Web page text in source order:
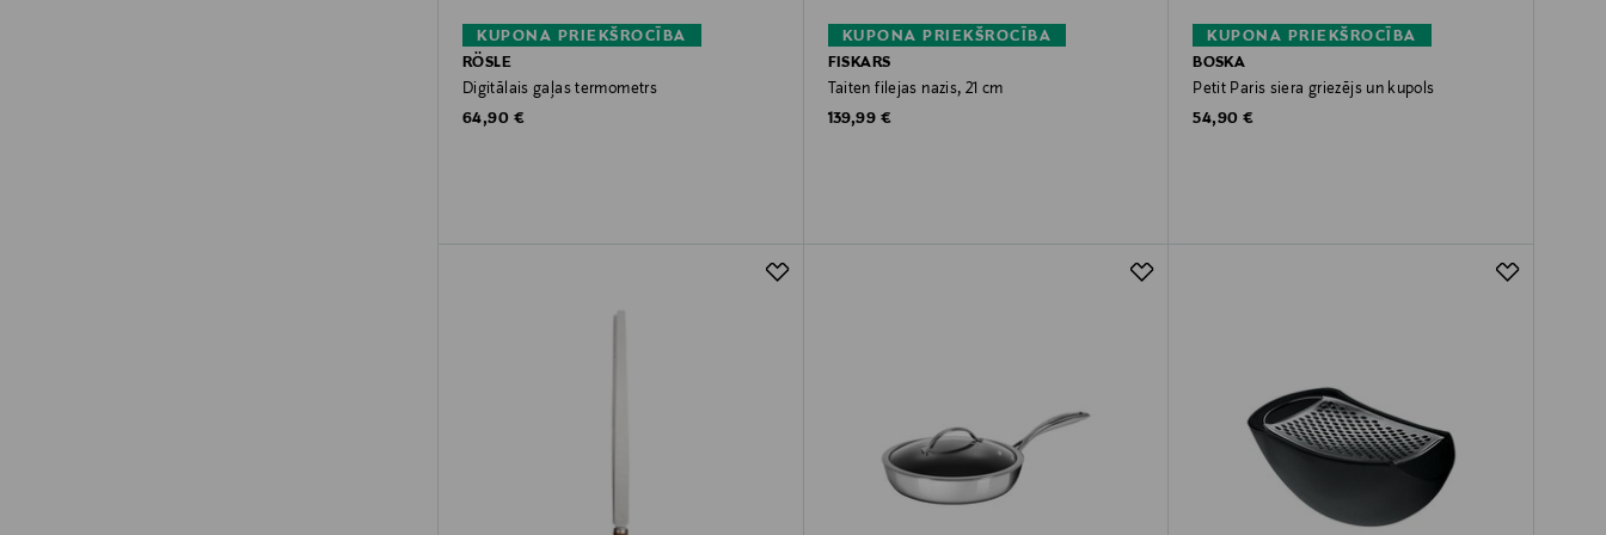
KUPONA PRIEKŠROCĪBA
RÖSLE
Digitālais gaļas termometrs
Original Price
64,90 €
KUPONA PRIEKŠROCĪBA
FISKARS
Taiten filejas nazis, 21 cm
Original Price
139,99 €
KUPONA PRIEKŠROCĪBA
BOSKA
Petit Paris siera griezējs un kupols
Original Price
54,90 €